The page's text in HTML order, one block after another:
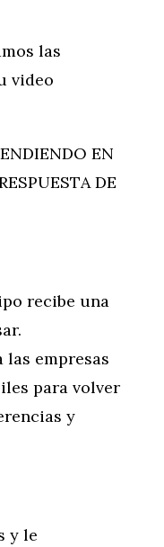
las
video
EN
DE
recibe una
empresas
para volver
y
y le